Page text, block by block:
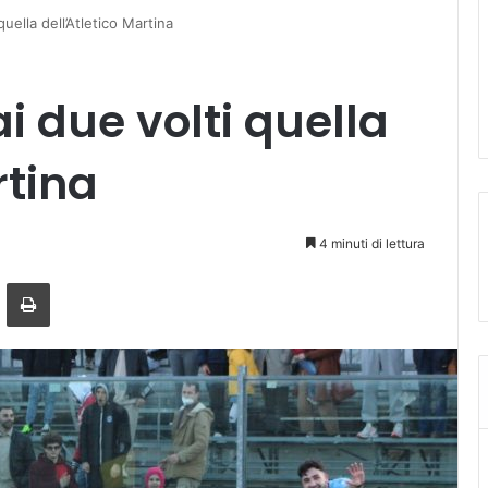
dell’A­tletico Martina
due volti quella
4 minuti di lettura